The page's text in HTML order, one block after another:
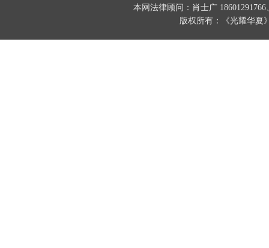
本网法律顾问：肖士广
版权所有：《光耀华夏